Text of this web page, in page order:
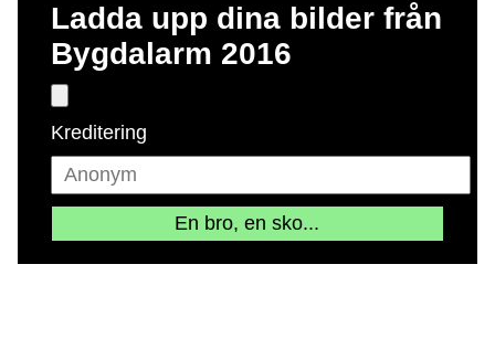
Ladda upp dina bilder från
Bygdalarm 2016
Kreditering